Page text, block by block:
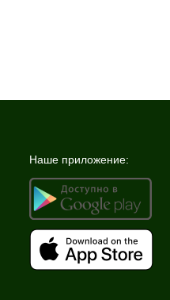
Наше приложение: